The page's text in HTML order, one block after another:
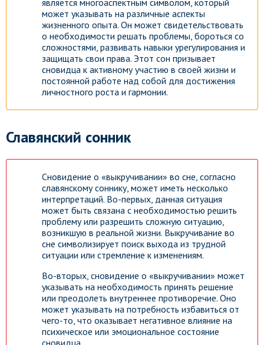
является многоаспектным символом, который
может указывать на различные аспекты
жизненного опыта. Он может свидетельствовать
о необходимости решать проблемы, бороться со
сложностями, развивать навыки урегулирования и
защищать свои права. Этот сон призывает
сновидца к активному участию в своей жизни и
постоянной работе над собой для достижения
личностного роста и гармонии.
Славянский сонник
Сновидение о «выкручивании» во сне, согласно
славянскому соннику, может иметь несколько
интерпретаций. Во-первых, данная ситуация
может быть связана с необходимостью решить
проблему или разрешить сложную ситуацию,
возникшую в реальной жизни. Выкручивание во
сне символизирует поиск выхода из трудной
ситуации или стремление к изменениям.
Во-вторых, сновидение о «выкручивании» может
указывать на необходимость принять решение
или преодолеть внутреннее противоречие. Оно
может указывать на потребность избавиться от
чего-то, что оказывает негативное влияние на
психическое или эмоциональное состояние
сновидца.